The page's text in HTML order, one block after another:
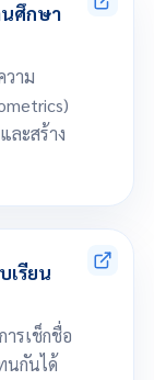
Time
นศึกษา
วาม
ละสร้าง
ำหนด
โนมัติ
Time
เรียน
รเช็กชื่อ
นกันได้